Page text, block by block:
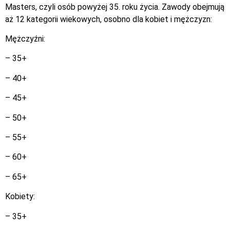
Masters, czyli osób powyżej 35. roku życia. Zawody obejmują
aż 12 kategorii wiekowych, osobno dla kobiet i mężczyzn:
Mężczyźni:
– 35+
– 40+
– 45+
– 50+
– 55+
– 60+
– 65+
Kobiety:
– 35+